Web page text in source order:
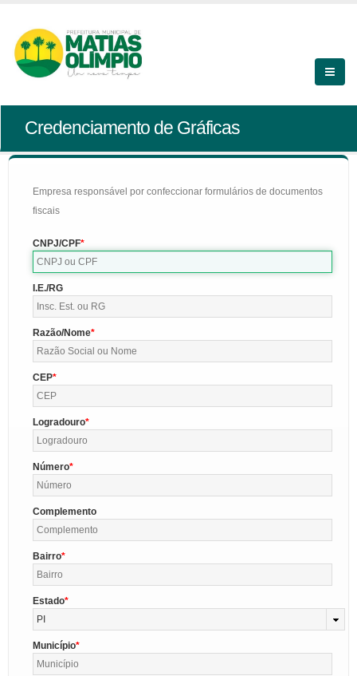
Credenciamento de Gráficas
Empresa responsável por confeccionar formulários de documentos
fiscais
CNPJ/CPF
I.E./RG
Razão/Nome
CEP
Logradouro
Número
Complemento
Bairro
Estado
PI
Município